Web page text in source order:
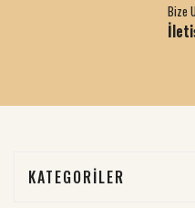
Bize
KATEGORİLER